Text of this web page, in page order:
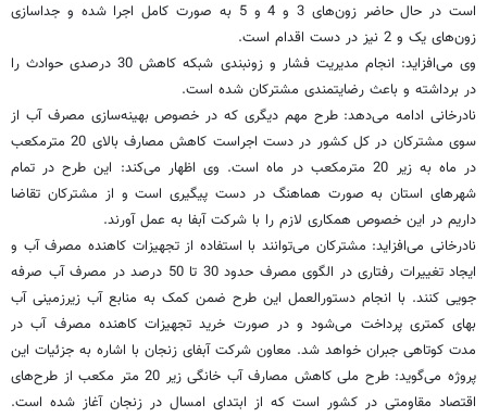
است در حال حاضر زون‌های 3 و 4 و 5 به صورت کامل اجرا شده و جداسازی
زون‌های یک و 2 نیز در دست اقدام است.
وی می‌افزاید: انجام مدیریت فشار و زونبندی شبکه کاهش 30 درصدی حوادث را
در برداشته و باعث رضایتمندی مشترکان شده است.
نادرخانی ادامه می‌دهد: طرح مهم دیگری که در خصوص بهینه‌سازی مصرف آب از
سوی مشترکان در کل کشور در دست اجراست کاهش مصارف بالای 20 مترمکعب
در ماه به زیر 20 مترمکعب در ماه است. وی اظهار می‌کند: این طرح در تمام
شهرهای استان به صورت هماهنگ در دست پیگیری است و از مشترکان تقاضا
داریم در این خصوص همکاری لازم را با شرکت آبفا به عمل آورند.
نادرخانی می‌افزاید: مشترکان می‌توانند با استفاده از تجهیزات کاهنده مصرف آب و
ایجاد تغییرات رفتاری در الگوی مصرف حدود 30 تا 50 درصد در مصرف آب صرفه
جویی کنند. با انجام دستورالعمل این طرح ضمن کمک به منابع آب زیرزمینی آب
بهای کمتری پرداخت می‌شود و در صورت خرید تجهیزات کاهنده مصرف آب در
مدت کوتاهی جبران خواهد شد. معاون شرکت آبفای زنجان با اشاره به جزئیات این
پروژه می‌گوید: طرح ملی کاهش مصارف آب خانگی زیر 20 متر مکعب از طرح‌های
اقتصاد مقاومتی در کشور است که از ابتدای امسال در زنجان آغاز شده است.